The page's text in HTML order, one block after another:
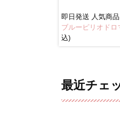
即日発送 人気商品
ブルーピリオドロ
込)
最近チェ